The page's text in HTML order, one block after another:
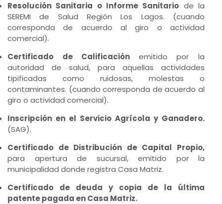
Resolución Sanitaria o Informe Sanitario de la
SEREMI de Salud Región Los Lagos. (cuando
corresponda de acuerdo al giro o actividad
comercial).
Certificado de Calificación emitido por la
autoridad de salud, para aquellas actividades
tipificadas como ruidosas, molestas o
contaminantes. (cuando corresponda de acuerdo al
giro o actividad comercial).
Inscripción en el Servicio Agrícola y Ganadero.
(SAG).
Certificado de Distribución de Capital Propio,
para apertura de sucursal, emitido por la
municipalidad donde registra Casa Matriz.
Certificado de deuda y copia de la última
patente pagada en Casa Matriz.